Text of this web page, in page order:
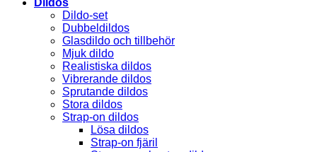
Dildo-set
Dubbeldildos
Glasdildo och tillbehör
Mjuk dildo
Realistiska dildos
Vibrerande dildos
Sprutande dildos
Stora dildos
Strap-on dildos
Lösa dildos
Strap-on fjäril